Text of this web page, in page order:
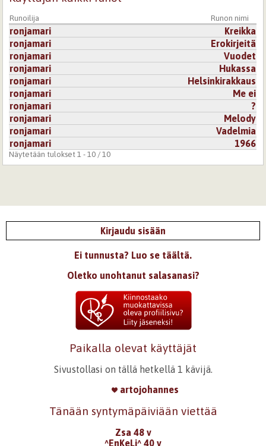
Runoilija Runon nimi
ronjamari
Kreikka
ronjamari
Erokirjeitä
ronjamari
Vuodet
ronjamari
Hukassa
ronjamari
Helsinkirakkaus
ronjamari
Me ei
ronjamari
?
ronjamari
Melody
ronjamari
Vadelmia
ronjamari
1966
Näytetään tulokset 1 - 10 / 10
Kirjaudu sisään
Ei tunnusta? Luo se täältä.
Oletko unohtanut salasanasi?
Paikalla olevat käyttäjät
Sivustollasi on tällä hetkellä 1 kävijä.
artojohannes
Tänään syntymäpäiviään viettää
Zsa 48 v
^EnKeLi^ 40 v